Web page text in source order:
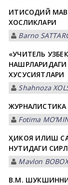
ИҚТИСОДИЙ
ХОСЛИКЛАРИ
Barno
«УЧИТЕЛЬ
НАШРЛАРИДАГИ
ХУСУСИЯТЛАРИ
Shahnoza
Fotima
ҲИКОЯ ҚИЛИШ
НУТҚИДАГИ
Mavlon
В.М.